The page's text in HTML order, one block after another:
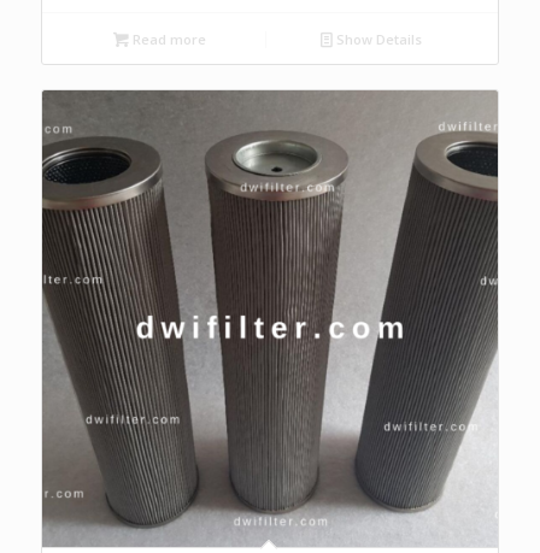
Read more Show Details